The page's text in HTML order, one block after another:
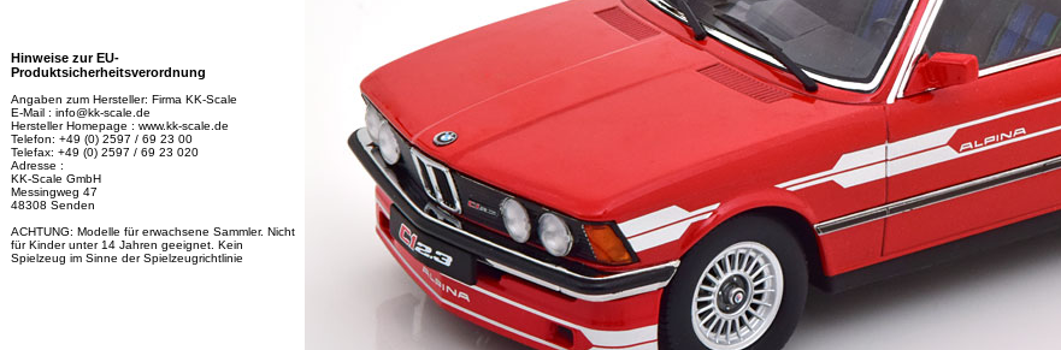
Hinweise zur EU-
Produktsicherheitsverordnung
Angaben zum Hersteller: Firma KK-Scale
E-Mail : info@kk-scale.de
Hersteller Homepage : www.kk-scale.de
Telefon: +49 (0) 2597 / 69 23 00
Telefax: +49 (0) 2597 / 69 23 020
Adresse :
KK-Scale GmbH
Messingweg 47
48308 Senden
ACHTUNG: Modelle für erwachsene Sammler. Nicht
für Kinder unter 14 Jahren geeignet. Kein
Spielzeug im Sinne der Spielzeugrichtlinie